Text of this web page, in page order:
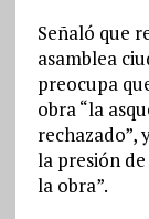
Señaló que
asamblea
preocupa
obra “la
rechazado”,
la presión
la obra”.